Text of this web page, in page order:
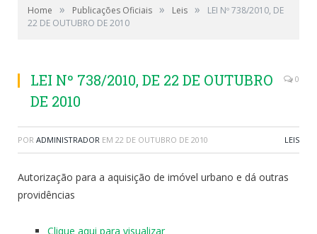
Home » Publicações Oficiais » Leis »
LEI Nº 738/2010, DE
22 DE OUTUBRO DE 2010
LEI Nº 738/2010, DE 22 DE OUTUBRO
DE 2010
0
POR ADMINISTRADOR EM 22 DE OUTUBRO DE 2010 LEIS
Autorização para a aquisição de imóvel urbano e dá outras
providências
Clique aqui para visualizar